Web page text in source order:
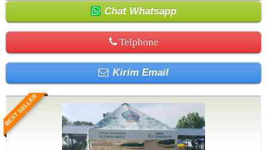
Chat Whatsapp
Telphone
Kirim Email
BEST SELLER